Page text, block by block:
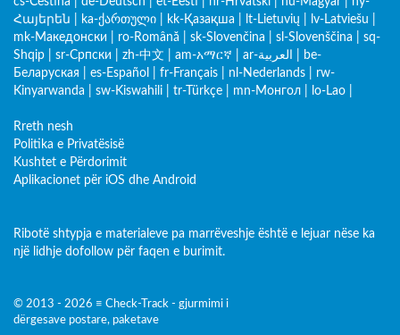
Հայերեն
ka-ქართული kk-Қазақша lt-Lietuvių lv-Latviešu
mk-Македонски
ro-Română sk-Slovenčina sl-Slovenščina
sq-
Shqip
sr-Српски zh-中文 am-አማርኛ ar-العربية
be-
Беларуская
es-Español fr-Français nl-Nederlands
rw-
Kinyarwanda
sw-Kiswahili tr-Türkçe mn-Монгол lo-Lao
Rreth nesh
Politika e Privatësisë
Kushtet e Përdorimit
Aplikacionet për iOS dhe Android
Ribotë shtypja e materialeve pa marrëveshje është e lejuar nëse ka
një lidhje dofollow për faqen e burimit.
© 2013 - 2026 ≡ Check-Track - gjurmimi i
dërgesave postare, paketave